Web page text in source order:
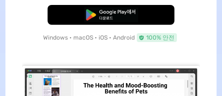
무료로 다운로드
Windows • macOS • iOS • Android 100% 안전